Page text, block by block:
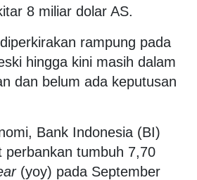
8 miliar dolar AS.
rampung pada
hingga kini masih dalam
dan belum ada keputusan
Bank Indonesia (BI)
perbankan tumbuh 7,70
(yoy) pada September